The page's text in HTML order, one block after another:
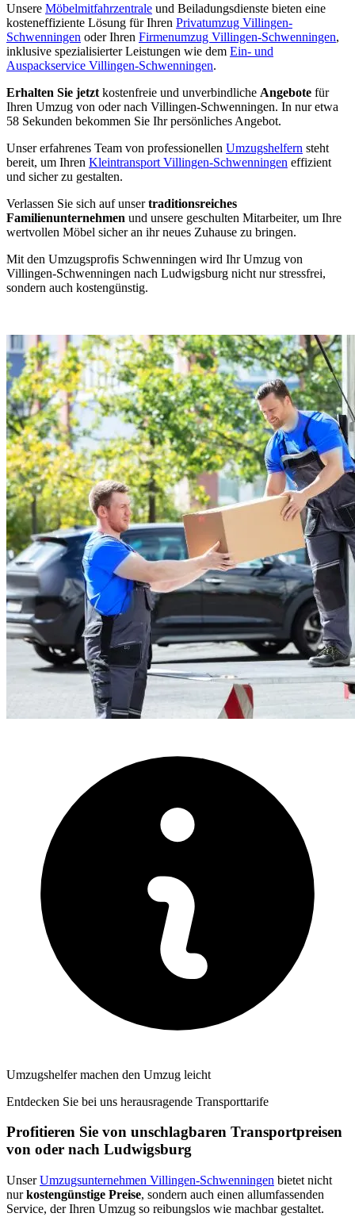
Unsere Möbelmitfahrzentrale und Beiladungsdienste bieten eine
kosteneffiziente Lösung für Ihren Privatumzug Villingen-
Schwenningen oder Ihren Firmenumzug Villingen-Schwenningen,
inklusive spezialisierter Leistungen wie dem Ein- und
Auspackservice Villingen-Schwenningen.
Erhalten Sie jetzt kostenfreie und unverbindliche Angebote für
Ihren Umzug von oder nach Villingen-Schwenningen. In nur etwa
58 Sekunden bekommen Sie Ihr persönliches Angebot.
Unser erfahrenes Team von professionellen Umzugshelfern steht
bereit, um Ihren Kleintransport Villingen-Schwenningen effizient
und sicher zu gestalten.
Verlassen Sie sich auf unsertraditionsreiches
Familienunternehmen und unsere geschulten Mitarbeiter, um Ihre
wertvollen Möbel sicher an ihr neues Zuhause zu bringen.
Mit den Umzugsprofis Schwenningen wird Ihr Umzug von
Villingen-Schwenningen nach Ludwigsburg nicht nur stressfrei,
sondern auch kostengünstig.
Umzugshelfer machen den Umzug leicht
Entdecken Sie bei uns herausragende Transporttarife
Profitieren Sie von unschlagbaren Transportpreisen
von oder nach Ludwigsburg
UnserUmzugsunternehmen Villingen-Schwenningen bietet nicht
nurkostengünstige Preise, sondern auch einen allumfassenden
Service, der Ihren Umzug so reibungslos wie machbar gestaltet.